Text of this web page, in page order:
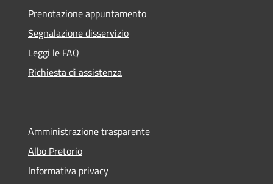
Prenotazione appuntamento
Segnalazione disservizio
Leggi le FAQ
Richiesta di assistenza
Amministrazione trasparente
Albo Pretorio
Informativa privacy